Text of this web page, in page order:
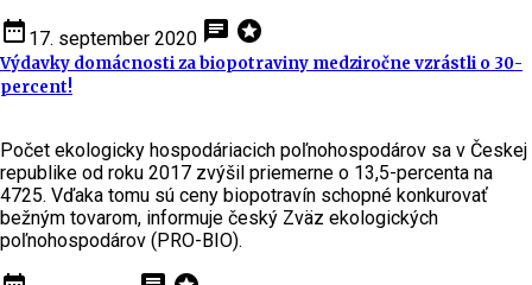
date_range 17. september 2020 chat stars
Výdavky domácnosti za biopotraviny medziročne vzrástli o 30-
percent!
Počet ekologicky hospodáriacich poľnohospodárov sa v Českej
republike od roku 2017 zvýšil priemerne o 13,5-percenta na
4725. Vďaka tomu sú ceny biopotravín schopné konkurovať
bežným tovarom, informuje český Zväz ekologických
poľnohospodárov (PRO-BIO).